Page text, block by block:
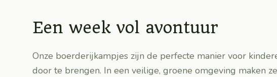
Een week vol avontuur
Onze boerderijkampjes zijn de perfecte manier voor
door te brengen. In een veilige, groene omgeving maken